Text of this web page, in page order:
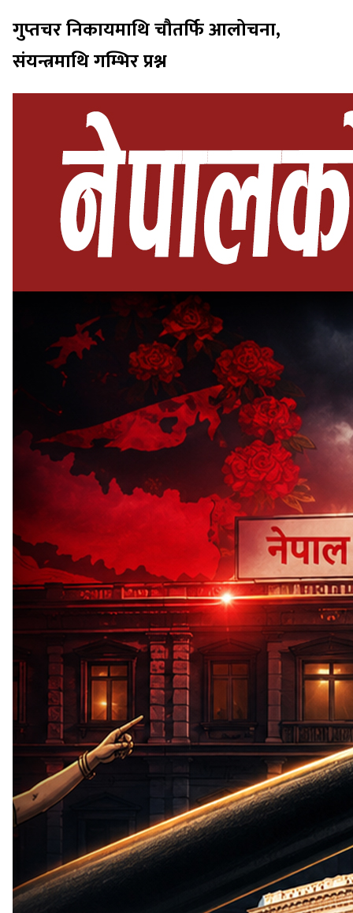
गुप्तचर निकायमाथि चौतर्फि आलोचना,
संयन्त्रमाथि गम्भिर प्रश्न